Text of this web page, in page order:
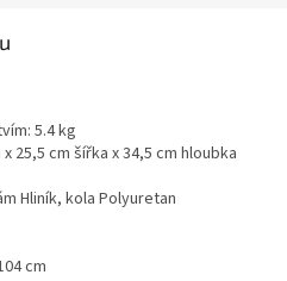
5.4 kg
25,5 cm šířka x 34,5 cm hloubka
Hliník, kola Polyuretan
cm